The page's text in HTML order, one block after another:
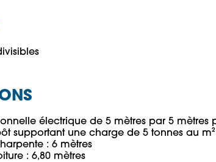
électrique de 5 mètres par 5 mètres
supportant une charge de 5 tonnes au m²
: 6 mètres
: 6,80 mètres